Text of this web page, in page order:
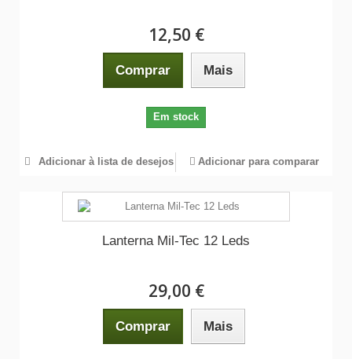
12,50 €
Comprar Mais
Em stock
Adicionar à lista de desejos Adicionar para comparar
Lanterna Mil-Tec 12 Leds
29,00 €
Comprar Mais